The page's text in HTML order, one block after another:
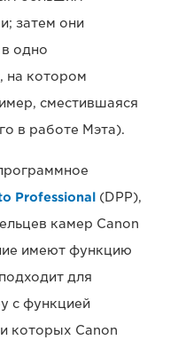
затем они
одно
на котором
сместившаяся
в работе Мэта).
Professional (DPP),
камер Canon
имеют функцию
для
с функцией
которых Canon